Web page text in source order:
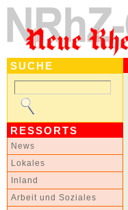
SUCHE
RESSORTS
News
Lokales
Inland
Arbeit und Soziales